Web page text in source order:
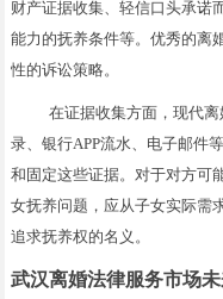
财产证据收集、轻信口头承诺
能力的抚养条件等。优秀的离
性的诉讼策略。
在证据收集方面，现代
录、银行APP流水、电子邮件
和固定这些证据。对于对方可
女抚养问题，应从子女实际需
追求抚养权的名义。
武汉离婚法律服务市场